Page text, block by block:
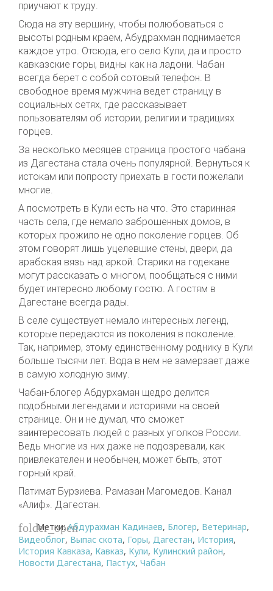
приучают к труду.
Сюда на эту вершину, чтобы полюбоваться с
высоты родным краем, Абудрахман поднимается
каждое утро. Отсюда, его село Кули, да и просто
кавказские горы, видны как на ладони. Чабан
всегда берет с собой сотовый телефон. В
свободное время мужчина ведет страницу в
социальных сетях, где рассказывает
пользователям об истории, религии и традициях
горцев.
За несколько месяцев страница простого чабана
из Дагестана стала очень популярной. Вернуться к
истокам или попросту приехать в гости пожелали
многие.
А посмотреть в Кули есть на что. Это старинная
часть села, где немало заброшенных домов, в
которых прожило не одно поколение горцев. Об
этом говорят лишь уцелевшие стены, двери, да
арабская вязь над аркой. Старики на годекане
могут рассказать о многом, пообщаться с ними
будет интересно любому гостю. А гостям в
Дагестане всегда рады.
В селе существует немало интересных легенд,
которые передаются из поколения в поколение.
Так, например, этому единственному роднику в Кули
больше тысячи лет. Вода в нем не замерзает даже
в самую холодную зиму.
Чабан-блогер Абдурхаман щедро делится
подобными легендами и историями на своей
странице. Он и не думал, что сможет
заинтересовать людей с разных уголков России.
Ведь многие из них даже не подозревали, как
привлекателен и необычен, может быть, этот
горный край.
Патимат Бурзиева. Рамазан Магомедов. Канал
«Алиф». Дагестан.
folder_open
Метки:Абдурахман Кадинаев, Блогер, Ветеринар,
Видеоблог, Выпас скота, Горы, Дагестан, История,
История Кавказа, Кавказ, Кули, Кулинский район,
Новости Дагестана, Пастух, Чабан